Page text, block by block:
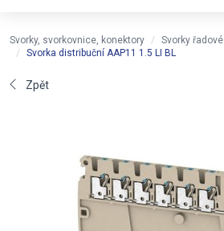
Svorky, svorkovnice, konektory Svorky řadové
Svorka distribuční AAP11 1.5 LI BL
Zpět